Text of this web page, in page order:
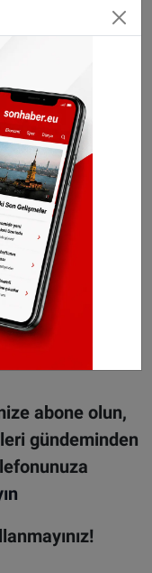
tahmin edilirken,
geçmedi
bir başka
Ülkede
ırkçı
51
teröristle
meclisten
abone olun,
gündeminden